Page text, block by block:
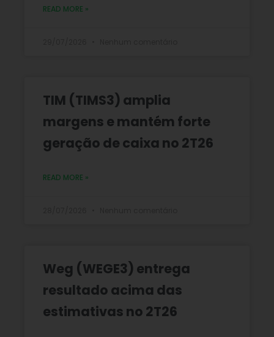
READ MORE »
TIM (TIMS3) amplia
margens e mantém forte
geração de caixa no 2T26
READ MORE »
Weg (WEGE3) entrega
resultado acima das
estimativas no 2T26